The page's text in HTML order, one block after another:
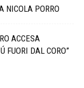
NICOLA PORRO
ACCESA
FUORI DAL CORO”